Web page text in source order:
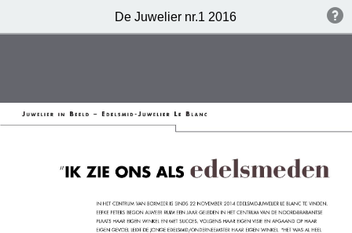
De Juwelier nr.1 2016